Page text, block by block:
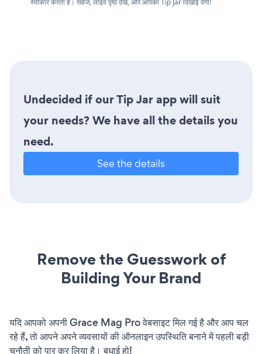
स्वीकार करता है। सहेजें, लाइव पृष्ठ देखें, और आपका Tip Jar दिखाई देगा!
Undecided if our Tip Jar app will suit
your needs? We have all the details you
need.
See the details
Remove the Guesswork of
Building Your Brand
यदि आपको अपनी Grace Mag Pro वेबसाइट मिल गई है और आप चल
रहे हैं, तो आपने अपने व्यवसायों की ऑनलाइन उपस्थिति बनाने में पहली बड़ी
चुनौती को पार कर लिया है। बधाई हो!